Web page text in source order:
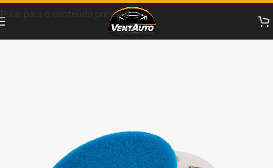
Pular para o conteúdo principal